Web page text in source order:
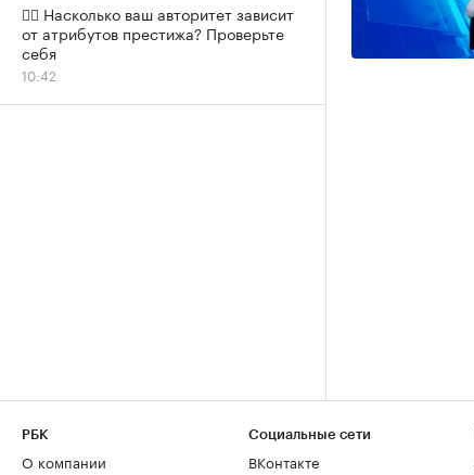
✍🏻 Насколько ваш авторитет зависит
от атрибутов престижа? Проверьте
себя
10:42
РБК
О компании
Социальные сети
ВКонтакте